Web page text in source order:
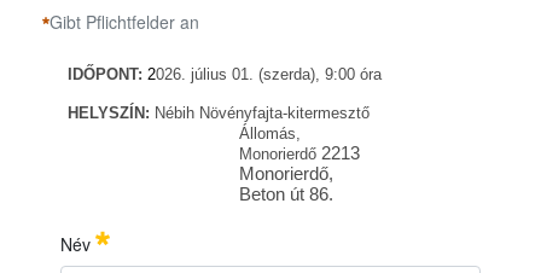
Gibt Pflichtfelder an
IDŐPONT: 2026. július 01. (szerda), 9:00 óra
HELYSZÍN: Nébih Növényfajta-kitermesztő
Állomás,
Monorierdő 2213
Monorierdő,
Beton út 86.
IDŐ PONT:
Név